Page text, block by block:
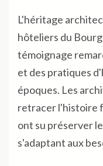
L'héritage
hôteliers du
témoignage
et des pratiques
époques. Les
retracer l'histoire
ont su préserver
s'adaptant aux